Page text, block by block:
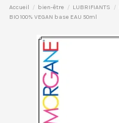
Accueil bien-être LUBRIFIANTS
BIO 100% VEGAN base EAU 50ml